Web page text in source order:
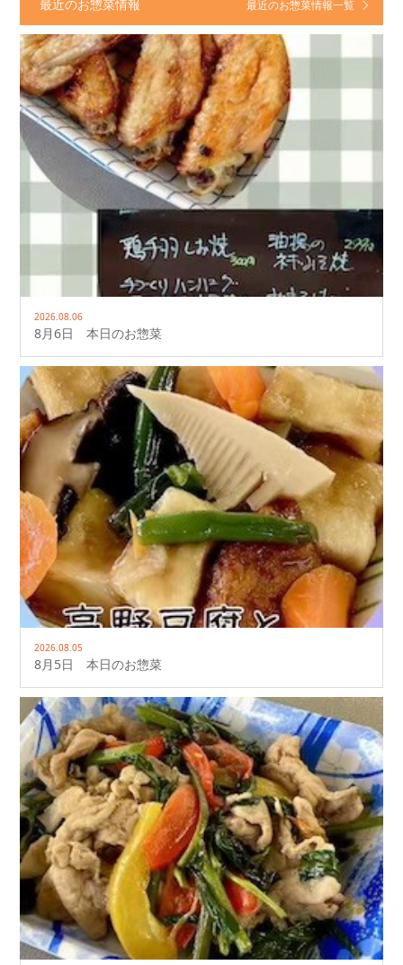
最近のお惣菜情報 最近のお惣菜情報一覧
2026.08.06
8月6日 本日のお惣菜
2026.08.05
8月5日 本日のお惣菜